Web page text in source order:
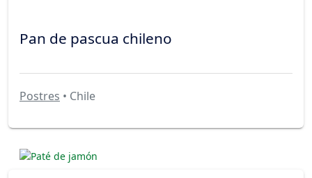
Pan de pascua chileno
Postres • Chile